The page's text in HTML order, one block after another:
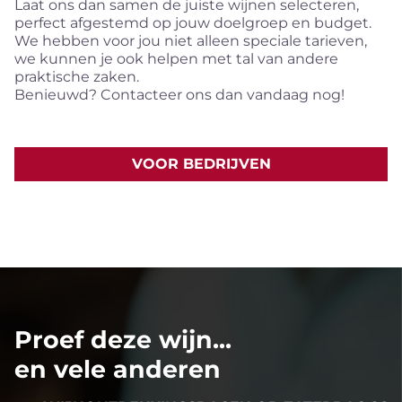
Laat ons dan samen de juiste wijnen selecteren,
perfect afgestemd op jouw doelgroep en budget.
We hebben voor jou niet alleen speciale tarieven,
we kunnen je ook helpen met tal van andere
praktische zaken.
Benieuwd? Contacteer ons dan vandaag nog!
VOOR BEDRIJVEN
Proef deze wijn...
en vele anderen